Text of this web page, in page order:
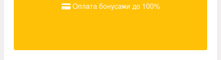
Оплата бонусами до 100%